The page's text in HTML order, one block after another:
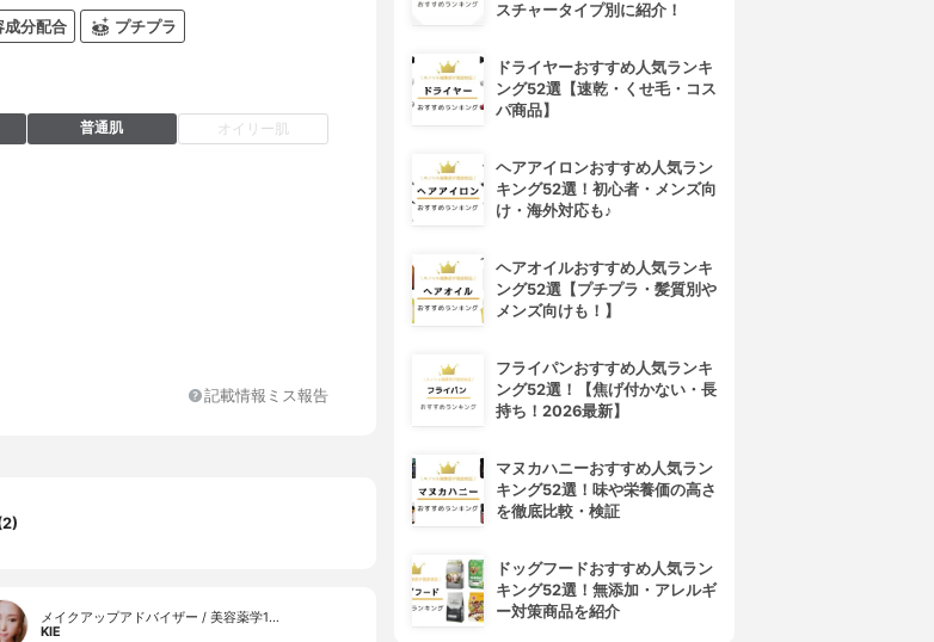
成分配合 プチプラ
普通肌 オイリー肌
記載情報ミス報告
メイクアップアドバイザー / 美容薬学1…
KIE
スチャータイプ別に紹介！
ドライヤーおすすめ人気ランキ
ング52選【速乾・くせ毛・コス
パ商品】
ヘアアイロンおすすめ人気ラン
キング52選！初心者・メンズ向
け・海外対応も♪
ヘアオイルおすすめ人気ランキ
ング52選【プチプラ・髪質別や
メンズ向けも！】
フライパンおすすめ人気ランキ
ング52選！【焦げ付かない・長
持ち！2026最新】
マヌカハニーおすすめ人気ラン
キング52選！味や栄養価の高さ
を徹底比較・検証
ドッグフードおすすめ人気ラン
キング52選！無添加・アレルギ
ー対策商品を紹介